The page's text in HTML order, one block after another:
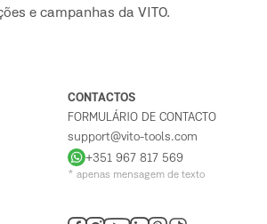
CONTACTOS
FORMULÁRIO DE CONTACTO
support@vito-tools.com
+351 967 817 569
* apenas mensagem de texto
e campanhas da VITO.